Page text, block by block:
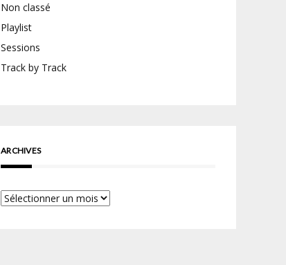
Non classé
Playlist
Sessions
Track by Track
ARCHIVES
Archives